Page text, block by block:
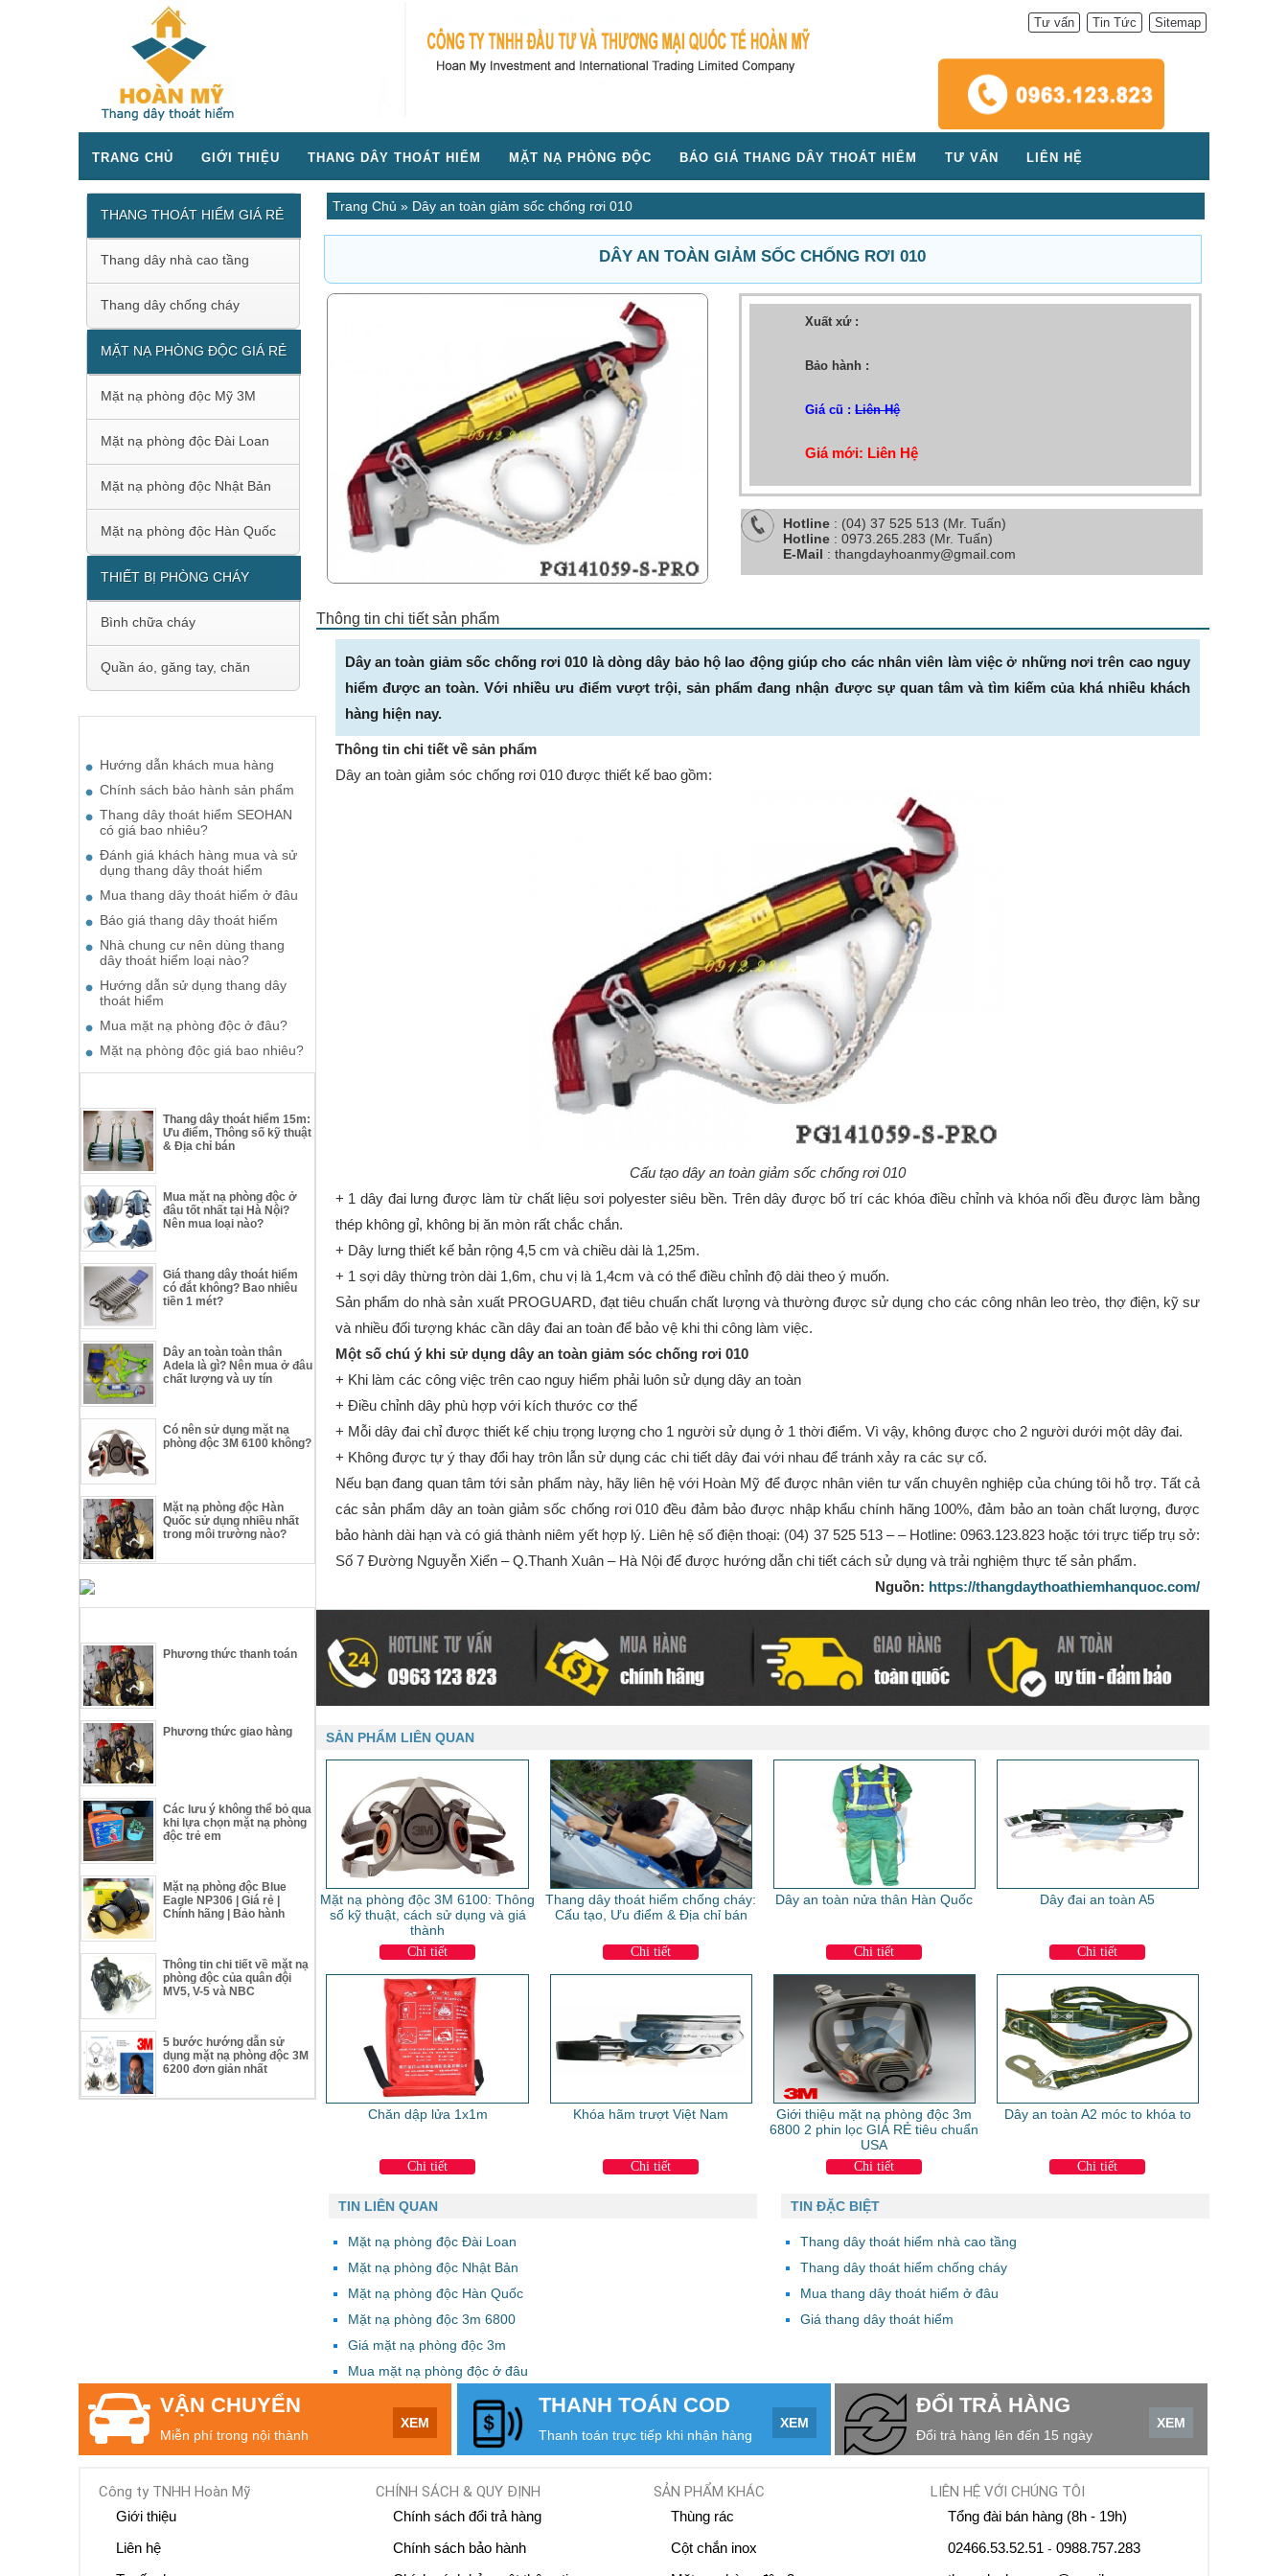
Tư vấn Tin Tức Sitemap
TRANG CHỦ GIỚI THIỆU THANG DÂY THOÁT HIỂM MẶT NẠ PHÒNG ĐỘC BÁO GIÁ THANG DÂY THOÁT HIỂM TƯ VẤN LIÊN HỆ
Trang Chủ » Dây an toàn giảm sốc chống rơi 010
DÂY AN TOÀN GIẢM SỐC CHỐNG RƠI 010
Xuất xứ :
Bảo hành :
Giá cũ :Liên Hệ
Giá mới: Liên Hệ
Hotline : (04) 37 525 513 (Mr. Tuấn)
Hotline : 0973.265.283 (Mr. Tuấn)
E-Mail : thangdayhoanmy@gmail.com
Thông tin chi tiết sản phẩm
Dây an toàn giảm sốc chống rơi 010 là dòng dây bảo hộ lao động giúp cho các nhân viên làm việc ở những nơi trên cao nguy
hiểm được an toàn. Với nhiều ưu điểm vượt trội, sản phẩm đang nhận được sự quan tâm và tìm kiếm của khá nhiều khách
hàng hiện nay.
Thông tin chi tiết về sản phẩm
Dây an toàn giảm sóc chống rơi 010 được thiết kế bao gồm:
Cấu tạo dây an toàn giảm sốc chống rơi 010
+ 1 dây đai lưng được làm từ chất liệu sơi polyester siêu bền. Trên dây được bố trí các khóa điều chỉnh và khóa nối đều được làm bằng
thép không gỉ, không bị ăn mòn rất chắc chắn.
+ Dây lưng thiết kế bản rộng 4,5 cm và chiều dài là 1,25m.
+ 1 sợi dây thừng tròn dài 1,6m, chu vị là 1,4cm và có thể điều chỉnh độ dài theo ý muốn.
Sản phẩm do nhà sản xuất PROGUARD, đạt tiêu chuẩn chất lượng và thường được sử dụng cho các công nhân leo trèo, thợ điện, kỹ sư
và nhiều đối tượng khác cần dây đai an toàn để bảo vệ khi thi công làm việc.
Một số chú ý khi sử dụng dây an toàn giảm sóc chống rơi 010
+ Khi làm các công việc trên cao nguy hiểm phải luôn sử dụng dây an toàn
+ Điều chỉnh dây phù hợp với kích thước cơ thể
+ Mỗi dây đai chỉ được thiết kế chịu trọng lượng cho 1 người sử dụng ở 1 thời điểm. Vì vậy, không được cho 2 người dưới một dây đai.
+ Không được tự ý thay đổi hay trôn lẫn sử dụng các chi tiết dây đai với nhau để tránh xảy ra các sự cố.
Nếu bạn đang quan tâm tới sản phẩm này, hãy liên hệ với Hoàn Mỹ để được nhân viên tư vấn chuyên nghiệp của chúng tôi hỗ trợ. Tất cả
các sản phẩm dây an toàn giảm sốc chống rơi 010 đều đảm bảo được nhập khẩu chính hãng 100%, đảm bảo an toàn chất lượng, được
bảo hành dài hạn và có giá thành niêm yết hợp lý. Liên hệ số điện thoại: (04) 37 525 513 – – Hotline: 0963.123.823 hoặc tới trực tiếp trụ sở:
Số 7 Đường Nguyễn Xiển – Q.Thanh Xuân – Hà Nội để được hướng dẫn chi tiết cách sử dụng và trải nghiệm thực tế sản phẩm.
Nguồn: https://thangdaythoathiemhanquoc.com/
SẢN PHẨM LIÊN QUAN
Mặt nạ phòng độc 3M 6100: Thông
số kỹ thuật, cách sử dụng và giá
thành
Chi tiết
Thang dây thoát hiểm chống cháy:
Cấu tạo, Ưu điểm & Địa chỉ bán
Chi tiết
Dây an toàn nửa thân Hàn Quốc
Chi tiết
Dây đai an toàn A5
Chi tiết
Chăn dập lửa 1x1m
Chi tiết
Khóa hãm trượt Việt Nam
Chi tiết
Giới thiệu mặt nạ phòng độc 3m
6800 2 phin lọc GIÁ RẺ tiêu chuẩn
USA
Chi tiết
Dây an toàn A2 móc to khóa to
Chi tiết
TIN ĐẶC BIỆT
Thang dây thoát hiểm nhà cao tầng
Thang dây thoát hiểm chống cháy
Mua thang dây thoát hiểm ở đâu
Giá thang dây thoát hiểm
TIN LIÊN QUAN
Mặt nạ phòng độc Đài Loan
Mặt nạ phòng độc Nhật Bản
Mặt nạ phòng độc Hàn Quốc
Mặt nạ phòng độc 3m 6800
Giá mặt nạ phòng độc 3m
Mua mặt nạ phòng độc ở đâu
THANG THOÁT HIỂM GIÁ RẺ
Thang dây nhà cao tầng
Thang dây chống cháy
MẶT NẠ PHÒNG ĐỘC GIÁ RẺ
Mặt nạ phòng độc Mỹ 3M
Mặt nạ phòng độc Đài Loan
Mặt nạ phòng độc Nhật Bản
Mặt nạ phòng độc Hàn Quốc
THIẾT BỊ PHÒNG CHÁY
Bình chữa cháy
Quần áo, găng tay, chăn
Hướng dẫn khách mua hàng
Chính sách bảo hành sản phẩm
Thang dây thoát hiểm SEOHAN
có giá bao nhiêu?
Đánh giá khách hàng mua và sử
dụng thang dây thoát hiểm
Mua thang dây thoát hiểm ở đâu
Báo giá thang dây thoát hiểm
Nhà chung cư nên dùng thang
dây thoát hiểm loại nào?
Hướng dẫn sử dụng thang dây
thoát hiểm
Mua mặt nạ phòng độc ở đâu?
Mặt nạ phòng độc giá bao nhiêu?
Thang dây thoát hiểm 15m:
Ưu điểm, Thông số kỹ thuật
& Địa chỉ bán
Mua mặt nạ phòng độc ở
đâu tốt nhất tại Hà Nội?
Nên mua loại nào?
Giá thang dây thoát hiểm
có đắt không? Bao nhiêu
tiền 1 mét?
Dây an toàn toàn thân
Adela là gì? Nên mua ở đâu
chất lượng và uy tín
Có nên sử dụng mặt nạ
phòng độc 3M 6100 không?
Mặt nạ phòng độc Hàn
Quốc sử dụng nhiều nhất
trong môi trường nào?
Phương thức thanh toán
Phương thức giao hàng
Các lưu ý không thể bỏ qua
khi lựa chọn mặt nạ phòng
độc trẻ em
Mặt nạ phòng độc Blue
Eagle NP306 | Giá rẻ |
Chính hãng | Bảo hành
Thông tin chi tiết về mặt nạ
phòng độc của quân đội
MV5, V-5 và NBC
5 bước hướng dẫn sử
dụng mặt nạ phòng độc 3M
6200 đơn giản nhất
VẬN CHUYỂN
Miễn phí trong nội thành
XEM
THANH TOÁN COD
Thanh toán trực tiếp khi nhận hàng
XEM
ĐỔI TRẢ HÀNG
Đổi trả hàng lên đến 15 ngày
XEM
Công ty TNHH Hoàn Mỹ
Giới thiệu
Liên hệ
CHÍNH SÁCH & QUY ĐỊNH
Chính sách đổi trả hàng
Chính sách bảo hành
SẢN PHẨM KHÁC
Thùng rác
Cột chắn inox
LIÊN HỆ VỚI CHÚNG TÔI
Tổng đài bán hàng (8h - 19h)
02466.53.52.51 -0988.757.283